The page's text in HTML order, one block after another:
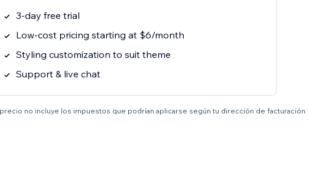
3-day free trial
Low-cost pricing starting at $6/month
Styling customization to suit theme
Support & live chat
no incluye los impuestos que podrían aplicarse según tu dirección de